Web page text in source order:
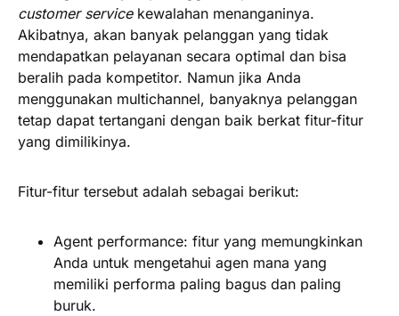
customer servicekewalahan menanganinya.
Akibatnya, akan banyak pelanggan yang tidak
mendapatkan pelayanan secara optimal dan bisa
beralih pada kompetitor. Namun jika Anda
menggunakan multichannel, banyaknya pelanggan
tetap dapat tertangani dengan baik berkat fitur-fitur
yang dimilikinya.
Fitur-fitur tersebut adalah sebagai berikut:
Agent performance: fitur yang memungkinkan
Anda untuk mengetahui agen mana yang
memiliki performa paling bagus dan paling
buruk.